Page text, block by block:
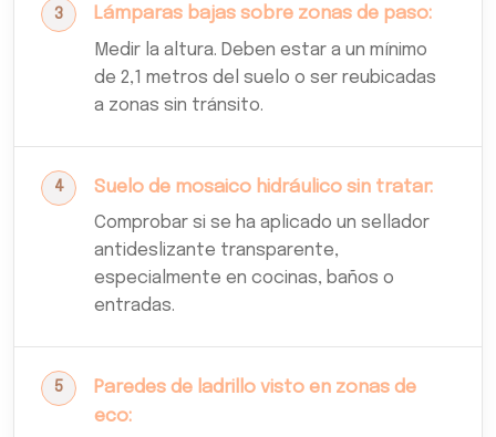
Lámparas bajas sobre zonas de paso:
Medir la altura. Deben estar a un mínimo
de 2,1 metros del suelo o ser reubicadas
a zonas sin tránsito.
Suelo de mosaico hidráulico sin tratar:
Comprobar si se ha aplicado un sellador
antideslizante transparente,
especialmente en cocinas, baños o
entradas.
Paredes de ladrillo visto en zonas de
eco: